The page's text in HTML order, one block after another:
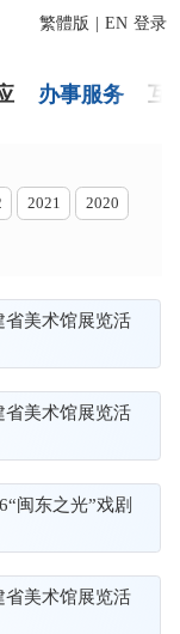
登录
繁體版 EN
办事服务 互
2021 2020
省美术馆展览活
省美术馆展览活
闽东之光”戏剧
省美术馆展览活